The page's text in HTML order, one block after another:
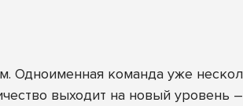
Одноименная команда уже
выходит на новый уровень